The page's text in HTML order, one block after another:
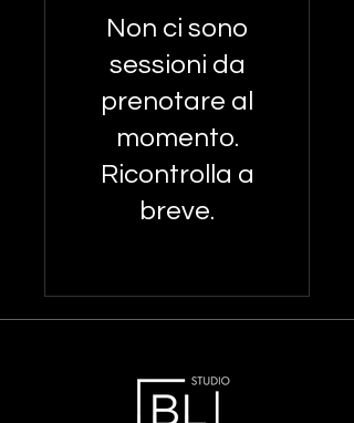
Non ci sono
sessioni da
prenotare al
momento.
Ricontrolla a
breve.